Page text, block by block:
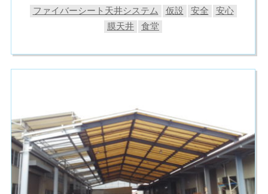
ファイバーシート天井システム 仮設 安全
安心
膜天井
食堂